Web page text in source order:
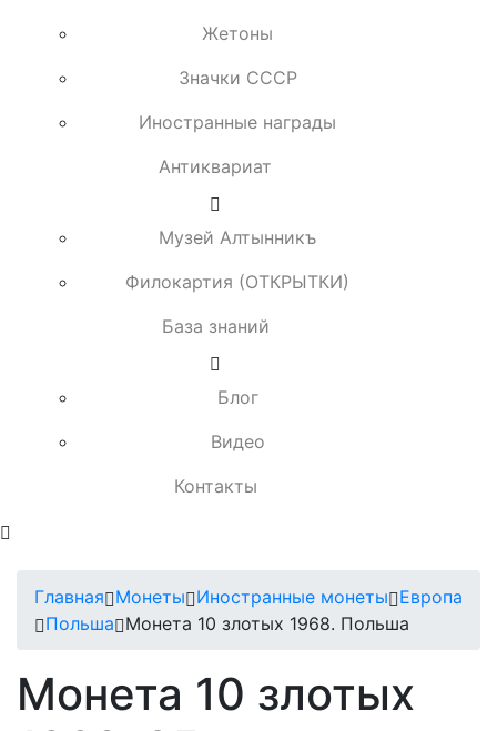
Жетоны
Значки СССР
Иностранные награды
Антиквариат
Музей Алтынникъ
Филокартия (ОТКРЫТКИ)
База знаний
Блог
Видео
Контакты
Главная Монеты Иностранные монеты Европа
Польша Монета 10 злотых 1968. Польша
Монета 10 злотых